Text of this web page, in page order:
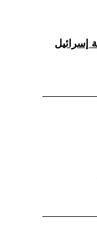
إسرائيل